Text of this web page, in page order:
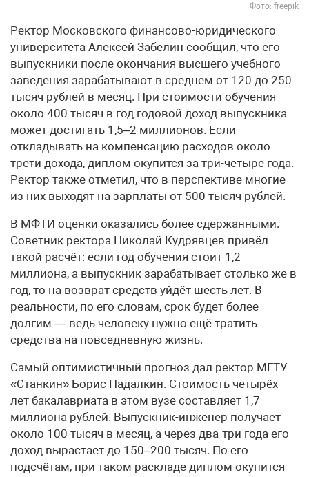
Фото: freepik
Ректор Московского финансово-юридического
университета Алексей Забелин сообщил, что его
выпускники после окончания высшего учебного
заведения зарабатывают в среднем от 120 до 250
тысяч рублей в месяц. При стоимости обучения
около 400 тысяч в год годовой доход выпускника
может достигать 1,5–2 миллионов. Если
откладывать на компенсацию расходов около
трети дохода, диплом окупится за три-четыре года.
Ректор также отметил, что в перспективе многие
из них выходят на зарплаты от 500 тысяч рублей.
В МФТИ оценки оказались более сдержанными.
Советник ректора Николай Кудрявцев привёл
такой расчёт: если год обучения стоит 1,2
миллиона, а выпускник зарабатывает столько же в
год, то на возврат средств уйдёт шесть лет. В
реальности, по его словам, срок будет более
долгим — ведь человеку нужно ещё тратить
средства на повседневную жизнь.
Самый оптимистичный прогноз дал ректор МГТУ
«Станкин» Борис Падалкин. Стоимость четырёх
лет бакалавриата в этом вузе составляет 1,7
миллиона рублей. Выпускник-инженер получает
около 100 тысяч в месяц, а через два-три года его
доход вырастает до 150–200 тысяч. По его
подсчётам, при таком раскладе диплом окупится